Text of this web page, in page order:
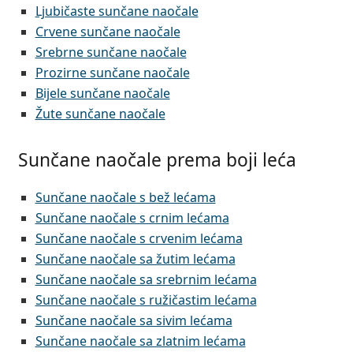
Ljubičaste sunčane naočale
Crvene sunčane naočale
Srebrne sunčane naočale
Prozirne sunčane naočale
Bijele sunčane naočale
Žute sunčane naočale
Sunčane naočale prema boji leća
Sunčane naočale s bež lećama
Sunčane naočale s crnim lećama
Sunčane naočale s crvenim lećama
Sunčane naočale sa žutim lećama
Sunčane naočale sa srebrnim lećama
Sunčane naočale s ružičastim lećama
Sunčane naočale sa sivim lećama
Sunčane naočale sa zlatnim lećama